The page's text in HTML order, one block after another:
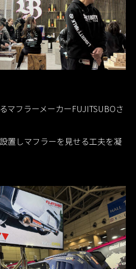
マフラーメーカーFUJITSUBOさ
置しマフラーを見せる工夫を凝